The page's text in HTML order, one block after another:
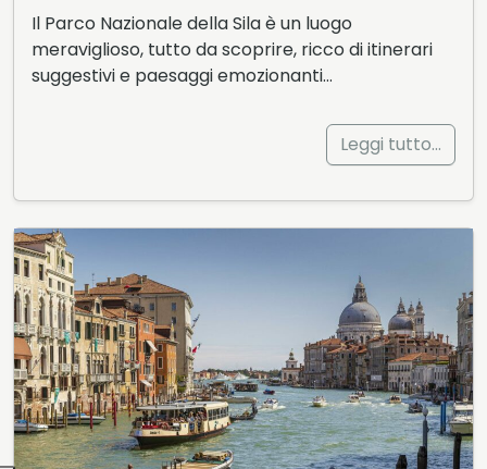
Il Parco Nazionale della Sila è un luogo
meraviglioso, tutto da scoprire, ricco di itinerari
suggestivi e paesaggi emozionanti…
Leggi tutto…